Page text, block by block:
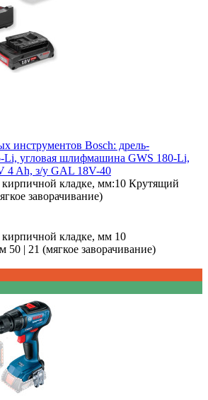
инструментов Bosch: дрель-
Li, угловая шлифмашина GWS 180-Li,
4 Ah, з/у GAL 18V-40
кладке, мм:10 Крутящий
заворачивание)
кирпичной кладке, мм 10
50 | 21 (мягкое заворачивание)